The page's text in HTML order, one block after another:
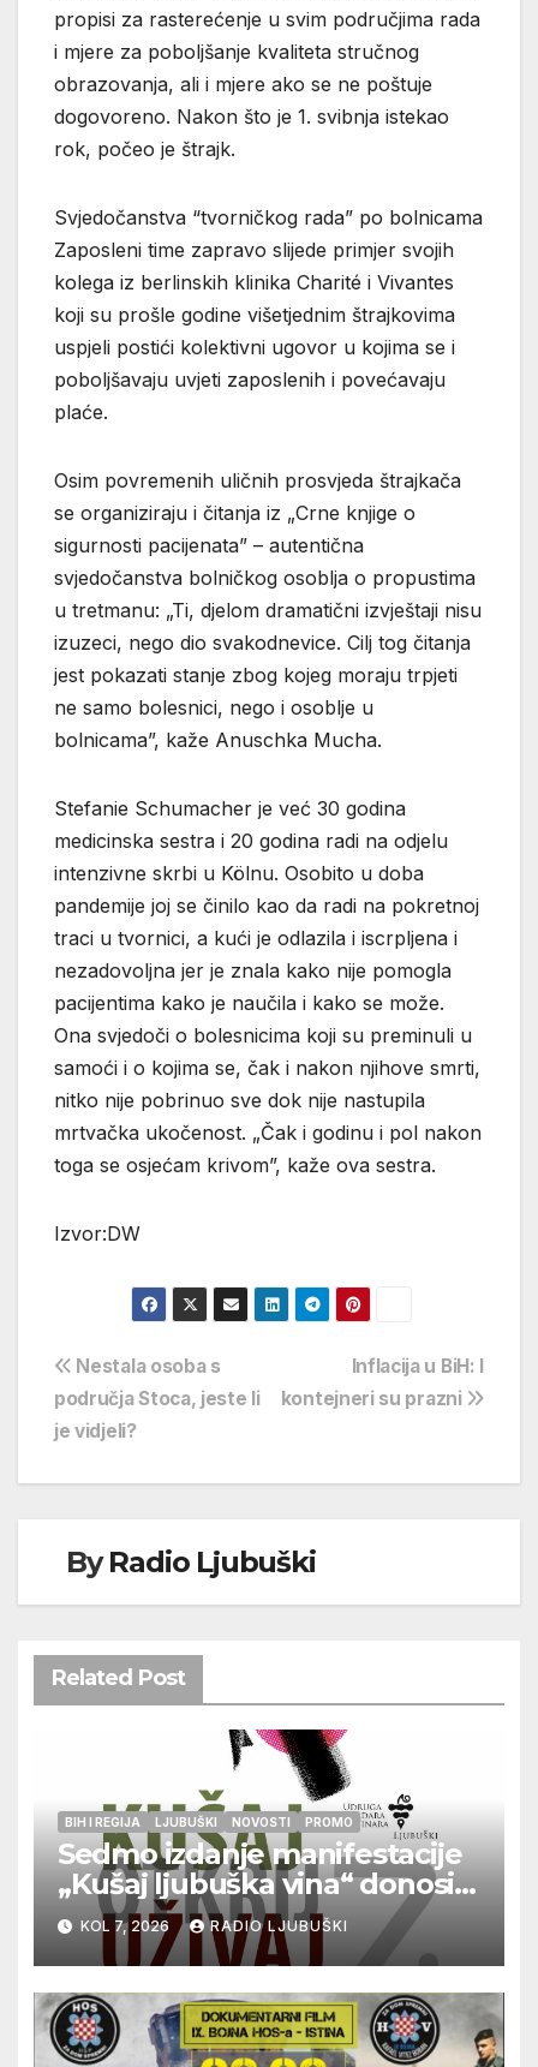
propisi za rasterećenje u svim područjima rada
i mjere za poboljšanje kvaliteta stručnog
obrazovanja, ali i mjere ako se ne poštuje
dogovoreno. Nakon što je 1. svibnja istekao
rok, počeo je štrajk.
Svjedočanstva “tvorničkog rada” po bolnicama
Zaposleni time zapravo slijede primjer svojih
kolega iz berlinskih klinika Charité i Vivantes
koji su prošle godine višetjednim štrajkovima
uspjeli postići kolektivni ugovor u kojima se i
poboljšavaju uvjeti zaposlenih i povećavaju
plaće.
Osim povremenih uličnih prosvjeda štrajkača
se organiziraju i čitanja iz „Crne knjige o
sigurnosti pacijenata” – autentična
svjedočanstva bolničkog osoblja o propustima
u tretmanu: „Ti, djelom dramatični izvještaji nisu
izuzeci, nego dio svakodnevice. Cilj tog čitanja
jest pokazati stanje zbog kojeg moraju trpjeti
ne samo bolesnici, nego i osoblje u
bolnicama”, kaže Anuschka Mucha.
Stefanie Schumacher je već 30 godina
medicinska sestra i 20 godina radi na odjelu
intenzivne skrbi u Kölnu. Osobito u doba
pandemije joj se činilo kao da radi na pokretnoj
traci u tvornici, a kući je odlazila i iscrpljena i
nezadovoljna jer je znala kako nije pomogla
pacijentima kako je naučila i kako se može.
Ona svjedoči o bolesnicima koji su preminuli u
samoći i o kojima se, čak i nakon njihove smrti,
nitko nije pobrinuo sve dok nije nastupila
mrtvačka ukočenost. „Čak i godinu i pol nakon
toga se osjećam krivom”, kaže ova sestra.
Izvor:DW
Navigacija
objava
Inflacija u BiH: I
kontejneri su prazni
Nestala osoba s
područja Stoca, jeste li
je vidjeli?
ByRadio Ljubuški
Related Post
BIH I REGIJA LJUBUŠKI NOVOSTI PROMO
Sedmo izdanje manifestacije
„Kušaj ljubuška vina“ donosi
vrhunska vina, gastronomiju i
glazbu
KOL 7, 2026 RADIO LJUBUŠKI